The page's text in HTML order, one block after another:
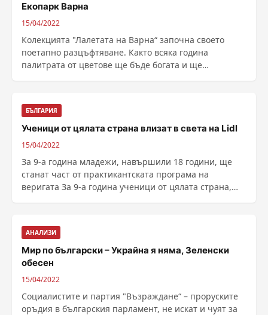
Екопарк Варна
15/04/2022
Колекцията "Лалетата на Варна“ започна своето
поетапно разцъфтяване. Както всяка година
палитрата от цветове ще бъде богата и ще
БЪЛГАРИЯ
Ученици от цялата страна влизат в света на Lidl
15/04/2022
За 9-а година младежи, навършили 18 години, ще
станат част от практикантската програма на
веригата За 9-а година ученици от цялата страна,
АНАЛИЗИ
Мир по български – Украйна я няма, Зеленски
обесен
15/04/2022
Социалистите и партия "Възраждане“ – проруските
оръдия в българския парламент, не искат и чуят за